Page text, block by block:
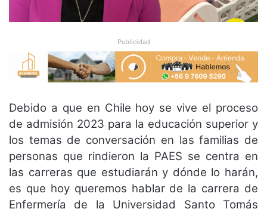
Publicidad
Debido a que en Chile hoy se vive el proceso
de admisión 2023 para la educación superior y
los temas de conversación en las familias de
personas que rindieron la PAES se centra en
las carreras que estudiarán y dónde lo harán,
es que hoy queremos hablar de la carrera de
Enfermería de la Universidad Santo Tomás